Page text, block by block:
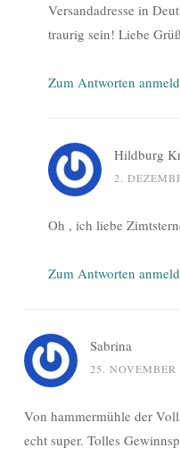
Versandadresse in
traurig sein! Liebe
Zum Antworten
Hildburg
2.
Oh , ich liebe
Zum Antworten
Sabrina
25.
Von hammermühle der
echt super. Tolles